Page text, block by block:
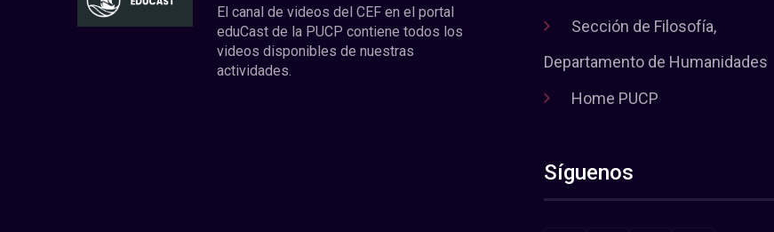
El canal de videos del CEF en el portal
eduCast de la PUCP contiene todos los
videos disponibles de nuestras
actividades.
Sección de Filosofía,
Departamento de Humanidades
Home PUCP
Síguenos